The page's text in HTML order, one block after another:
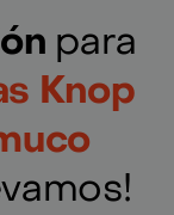
para
Knop